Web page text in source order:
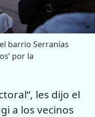
barrio Serranías
por la
les dijo el
a los vecinos